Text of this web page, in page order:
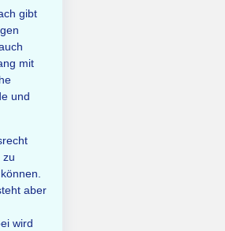
gibt
mit
und
zu
aber
wird